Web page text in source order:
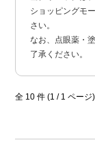
ショッピングモ
さい。
なお、点眼薬・
了承ください。
全 10 件 (1 / 1 ページ)